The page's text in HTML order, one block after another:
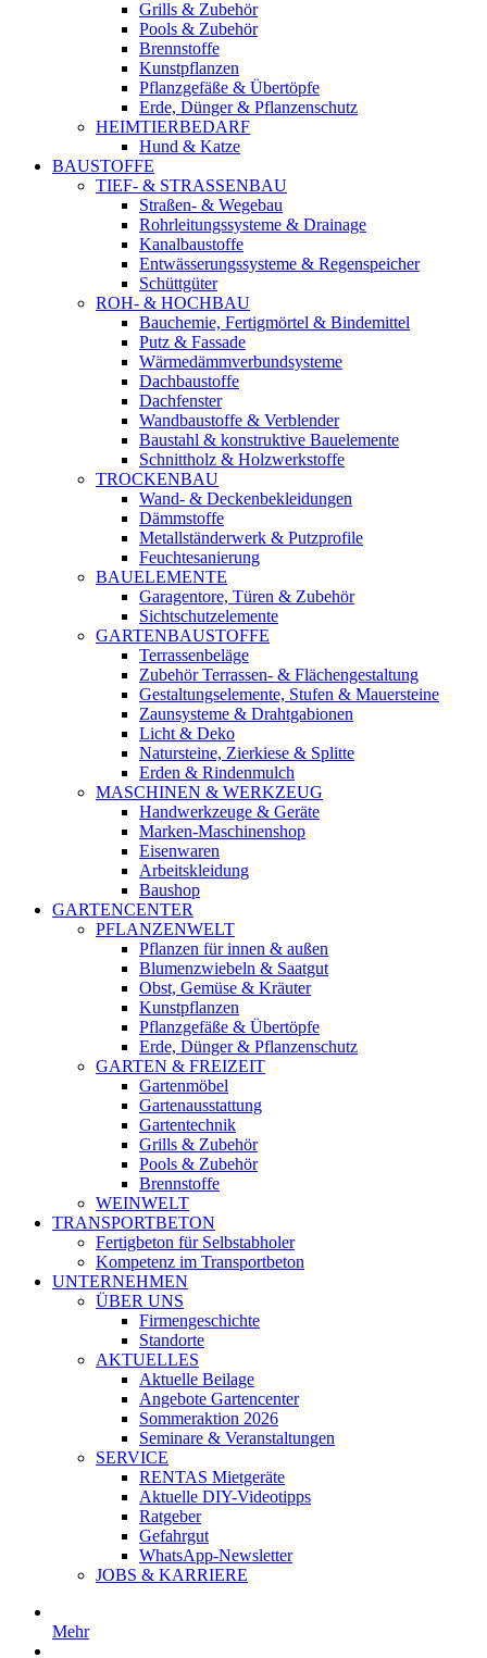
Grills & Zubehör
Pools & Zubehör
Brennstoffe
Kunstpflanzen
Pflanzgefäße & Übertöpfe
Erde, Dünger & Pflanzenschutz
HEIMTIERBEDARF
Hund & Katze
BAUSTOFFE
TIEF- & STRASSENBAU
Straßen- & Wegebau
Rohrleitungssysteme & Drainage
Kanalbaustoffe
Entwässerungssysteme & Regenspeicher
Schüttgüter
ROH- & HOCHBAU
Bauchemie, Fertigmörtel & Bindemittel
Putz & Fassade
Wärmedämmverbundsysteme
Dachbaustoffe
Dachfenster
Wandbaustoffe & Verblender
Baustahl & konstruktive Bauelemente
Schnittholz & Holzwerkstoffe
TROCKENBAU
Wand- & Deckenbekleidungen
Dämmstoffe
Metallständerwerk & Putzprofile
Feuchtesanierung
BAUELEMENTE
Garagentore, Türen & Zubehör
Sichtschutzelemente
GARTENBAUSTOFFE
Terrassenbeläge
Zubehör Terrassen- & Flächengestaltung
Gestaltungselemente, Stufen & Mauersteine
Zaunsysteme & Drahtgabionen
Licht & Deko
Natursteine, Zierkiese & Splitte
Erden & Rindenmulch
MASCHINEN & WERKZEUG
Handwerkzeuge & Geräte
Marken-Maschinenshop
Eisenwaren
Arbeitskleidung
Baushop
GARTENCENTER
PFLANZENWELT
Pflanzen für innen & außen
Blumenzwiebeln & Saatgut
Obst, Gemüse & Kräuter
Kunstpflanzen
Pflanzgefäße & Übertöpfe
Erde, Dünger & Pflanzenschutz
GARTEN & FREIZEIT
Gartenmöbel
Gartenausstattung
Gartentechnik
Grills & Zubehör
Pools & Zubehör
Brennstoffe
WEINWELT
TRANSPORTBETON
Fertigbeton für Selbstabholer
Kompetenz im Transportbeton
UNTERNEHMEN
ÜBER UNS
Firmengeschichte
Standorte
AKTUELLES
Aktuelle Beilage
Angebote Gartencenter
Sommeraktion 2026
Seminare & Veranstaltungen
SERVICE
RENTAS Mietgeräte
Aktuelle DIY-Videotipps
Ratgeber
Gefahrgut
WhatsApp-Newsletter
JOBS & KARRIERE
Mehr